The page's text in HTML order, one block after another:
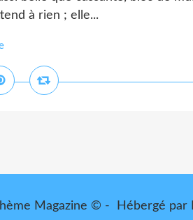
à rien ; elle...
Magazine © - Hébergé par